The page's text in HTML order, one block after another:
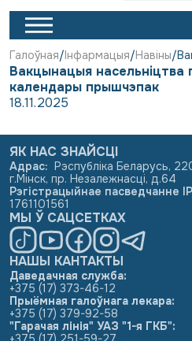
Галоўная Інфармацыя Навіны
Вакцынацыя
календары прышчэпак
18.11.2025
НАШЫ КАНТАКТЫ
Даведачная служба:
+375 (17) 373-46-12
Прыёмная галоўнага лекара:
+375 (17) 379-92-58
"Гарачая лінія" УАЗ "1-я ГКБ":
ЯК НАС ЗНАЙСЦІ
Адрас: Рэспубліка Беларусь,
г.Мінск, пр. Незалежнасці, д.64
Рэгістрацыйнае пасведчанне
1761101561
МЫ Ў САЦСЕТКАХ